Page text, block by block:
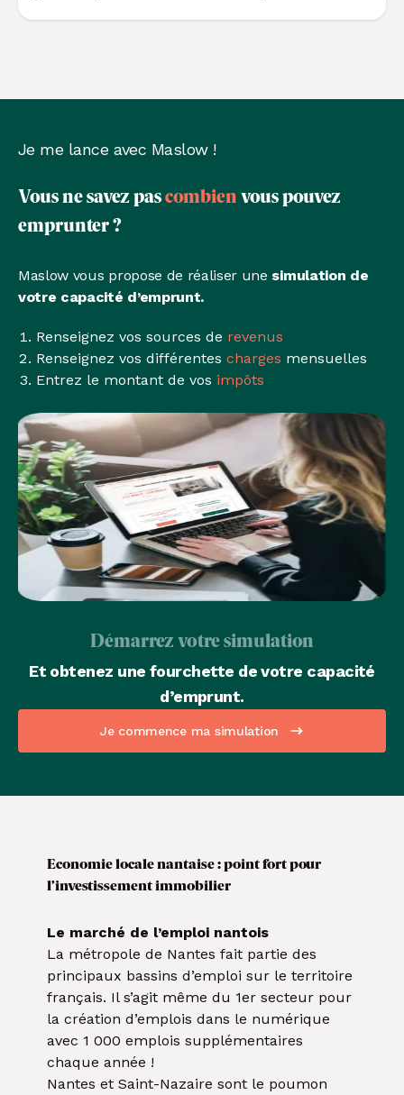
Je me lance avec Maslow !
Vous ne savez pascombien vous pouvez
emprunter ?
Maslow vous propose de réaliser une simulation de
votre capacité d’emprunt.
Renseignez vos sources de revenus
Renseignez vos différentes charges mensuelles
Entrez le montant de vos impôts
Démarrez votre simulation
Et obtenez une fourchette de votre capacité
d’emprunt.
Je commence ma simulation
Economie locale nantaise : point fort pour
l’investissement immobilier
Le marché de l’emploi nantois
La métropole de Nantes fait partie des
principaux bassins d’emploi sur le territoire
français. Il s’agit même du 1er secteur pour
la création d’emplois dans le numérique
avec 1 000 emplois supplémentaires
chaque année !
Nantes et Saint-Nazaire sont le poumon